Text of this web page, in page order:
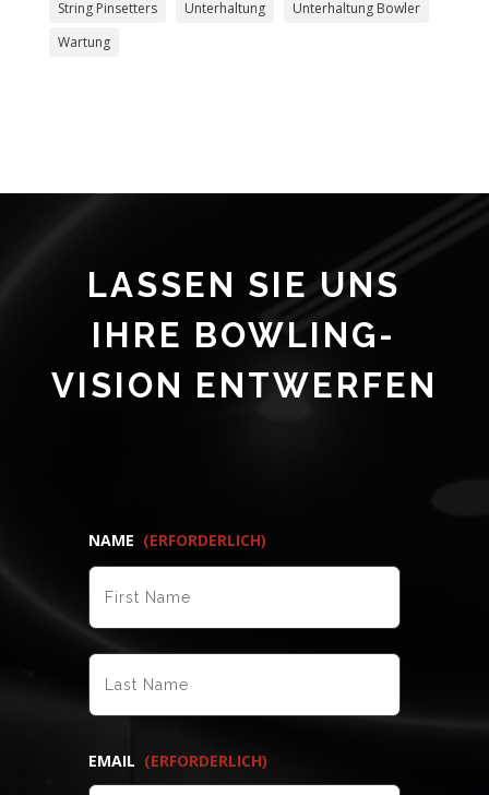
String Pinsetters
Unterhaltung
Unterhaltung Bowler
Wartung
LASSEN SIE UNS
IHRE BOWLING-
VISION ENTWERFEN
NAME (ERFORDERLICH)
EMAIL (ERFORDERLICH)